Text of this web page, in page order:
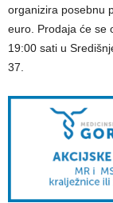
organizira posebnu
euro. Prodaja će se
19:00 sati u
37.